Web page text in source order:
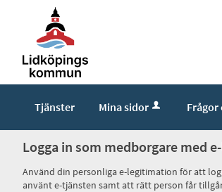
Tjänster Mina sidor Frågor
Logga in som medborgare med
Använd din personliga e-legitimation för att
använt e-tjänsten samt att rätt person får